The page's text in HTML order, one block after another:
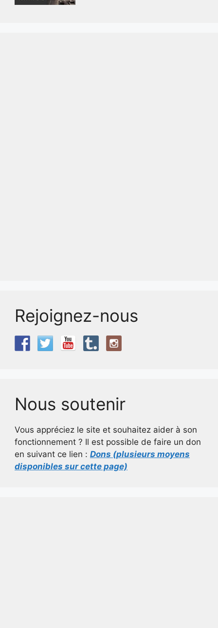
Rejoignez-nous
Nous soutenir
Vous appréciez le site et souhaitez aider à son
fonctionnement ? Il est possible de faire un don
en suivant ce lien : Dons (plusieurs moyens
disponibles sur cette page)